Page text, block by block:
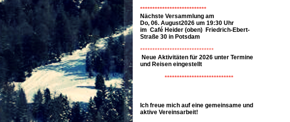
***************************
Nächste Versammlung am
Do, 06. August2026 um 19:30 Uhr
im Café Heider (oben) Friedrich-Ebert-
Straße 30 in Potsdam
******************************
Neue Aktivitäten für 2026 unter Termine
und Reisen eingestellt
****************************
Ich freue mich auf eine gemeinsame und
aktive Vereinsarbeit!